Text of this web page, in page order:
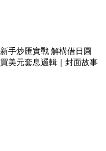
新手炒匯實戰 解構借日圓
買美元套息邏輯｜封面故事